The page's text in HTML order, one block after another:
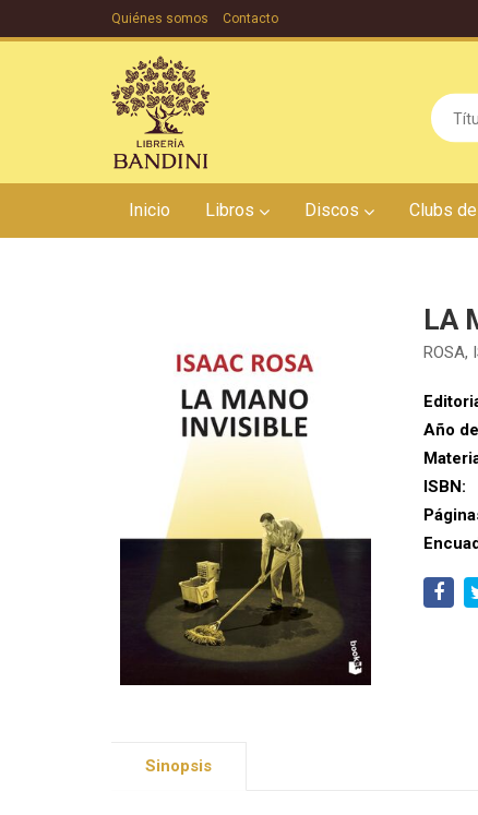
Quiénes somos Contacto
Inicio Libros Discos Clubs
LA
ROSA,
Año
ISBN:
Sinopsis